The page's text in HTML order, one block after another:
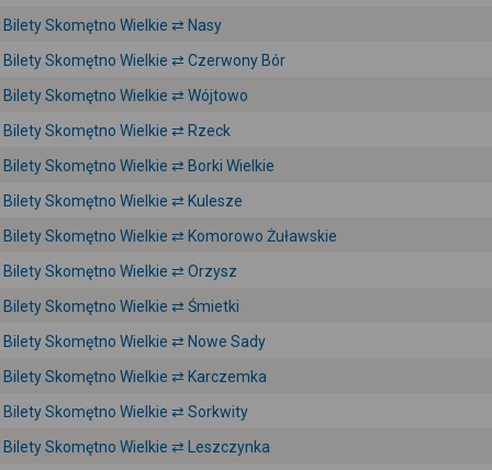
Bilety Skomętno Wielkie ⇄ Nasy
Bilety Skomętno Wielkie ⇄ Czerwony Bór
Bilety Skomętno Wielkie ⇄ Wójtowo
Bilety Skomętno Wielkie ⇄ Rzeck
Bilety Skomętno Wielkie ⇄ Borki Wielkie
Bilety Skomętno Wielkie ⇄ Kulesze
Bilety Skomętno Wielkie ⇄ Komorowo Żuławskie
Bilety Skomętno Wielkie ⇄ Orzysz
Bilety Skomętno Wielkie ⇄ Śmietki
Bilety Skomętno Wielkie ⇄ Nowe Sady
Bilety Skomętno Wielkie ⇄ Karczemka
Bilety Skomętno Wielkie ⇄ Sorkwity
Bilety Skomętno Wielkie ⇄ Leszczynka